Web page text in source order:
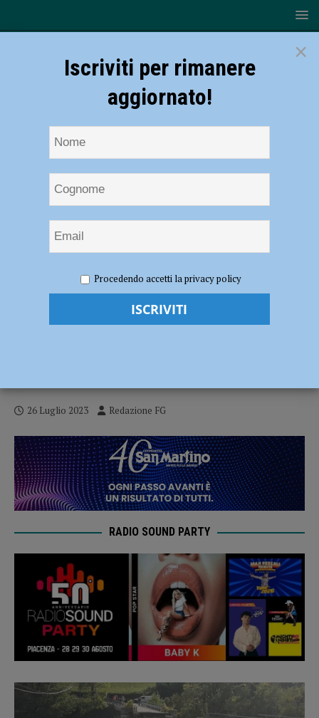
Lega alla Regione: “Individuare uno stanziamento adeguato per le
persone colpite”
Crollo ponte Lenzino, Lega alla Regione:
26 Luglio 2023 Redazione FG
RADIO SOUND PARTY
×
Iscriviti per rimanere
aggiornato!
Procedendo accetti la privacy policy